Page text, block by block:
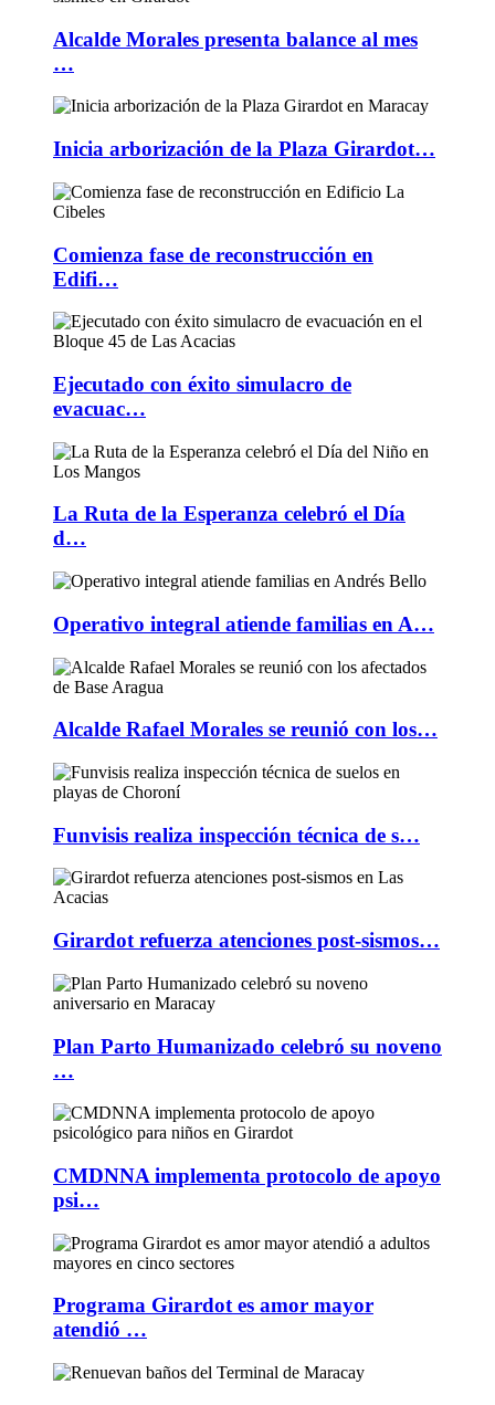
Alcalde Morales presenta balance al mes
…
Inicia arborización de la Plaza Girardot…
Comienza fase de reconstrucción en
Edifi…
Ejecutado con éxito simulacro de
evacuac…
La Ruta de la Esperanza celebró el Día
d…
Operativo integral atiende familias en A…
Alcalde Rafael Morales se reunió con los…
Funvisis realiza inspección técnica de s…
Girardot refuerza atenciones post-sismos…
Plan Parto Humanizado celebró su noveno
…
CMDNNA implementa protocolo de apoyo
psi…
Programa Girardot es amor mayor
atendió …